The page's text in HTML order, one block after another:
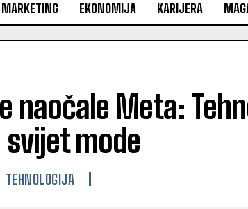
MARKETING EKONOMIJA KARIJERA
naočale Meta:
mode
TEHNOLOGIJA